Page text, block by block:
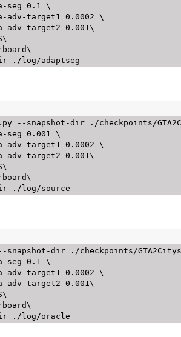
--snapshot-dir ./checkpoints/
dir ./checkpoints/